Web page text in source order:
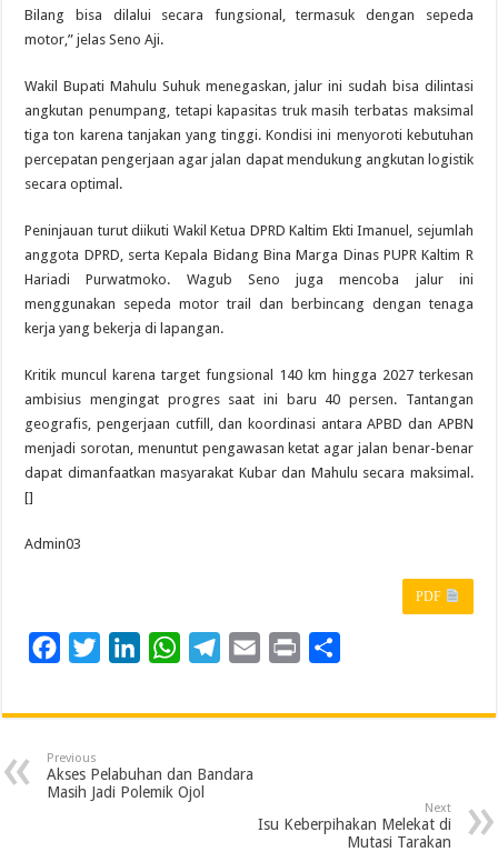
Bilang bisa dilalui secara fungsional, termasuk dengan sepeda
motor,” jelas Seno Aji.
Wakil Bupati Mahulu Suhuk menegaskan, jalur ini sudah bisa dilintasi
angkutan penumpang, tetapi kapasitas truk masih terbatas maksimal
tiga ton karena tanjakan yang tinggi. Kondisi ini menyoroti kebutuhan
percepatan pengerjaan agar jalan dapat mendukung angkutan logistik
secara optimal.
Peninjauan turut diikuti Wakil Ketua DPRD Kaltim Ekti Imanuel, sejumlah
anggota DPRD, serta Kepala Bidang Bina Marga Dinas PUPR Kaltim R
Hariadi Purwatmoko. Wagub Seno juga mencoba jalur ini
menggunakan sepeda motor trail dan berbincang dengan tenaga
kerja yang bekerja di lapangan.
Kritik muncul karena target fungsional 140 km hingga 2027 terkesan
ambisius mengingat progres saat ini baru 40 persen. Tantangan
geografis, pengerjaan cutfill, dan koordinasi antara APBD dan APBN
menjadi sorotan, menuntut pengawasan ketat agar jalan benar-benar
dapat dimanfaatkan masyarakat Kubar dan Mahulu secara maksimal.
[]
Admin03
PDF
c
b
o
i
t
e
n
e
d
W
a
s
A
l
g
a
i
a
Previous
Akses Pelabuhan dan Bandara
Masih Jadi Polemik Ojol
Next
Isu Keberpihakan Melekat di
Mutasi Tarakan